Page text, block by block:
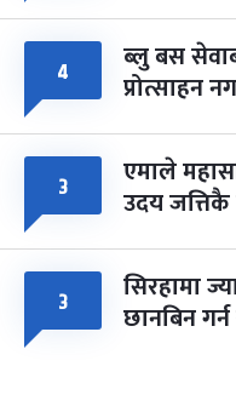
४ ब्लु बस
प्रोत्साहन
३ एमाले
उदय
३ सिरहामा
छानबिन